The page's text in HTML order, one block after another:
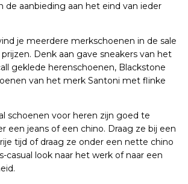
de aanbieding aan het eind van ieder
je meerdere merkschoenen in de sale
Denk aan gave sneakers van het
geklede herenschoenen, Blackstone
van het merk Santoni met flinke
schoenen voor heren zijn goed te
een jeans of een chino. Draag ze bij een
tijd of draag ze onder een nette chino
casual look naar het werk of naar een